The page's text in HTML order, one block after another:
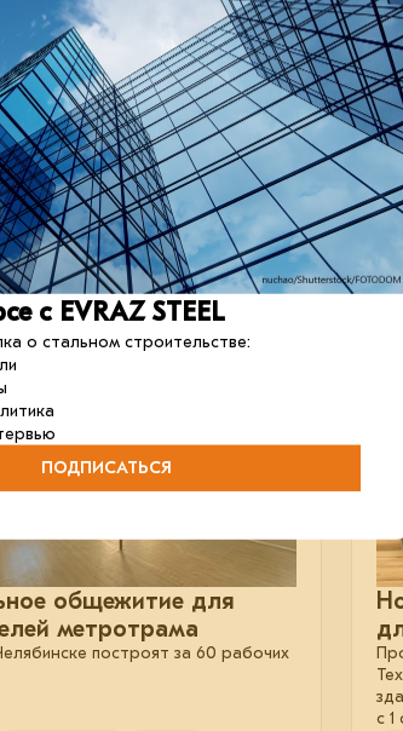
башни разной высоты поставят на
башня перетекает в другую. Материал
профилями.
квартал, высотную доминанту столицы.
2025
общежитие для
метротрама
построят за 60 рабочих
с 1
с EVRAZ STEEL
о стальном строительстве:
ПОДПИСАТЬСЯ